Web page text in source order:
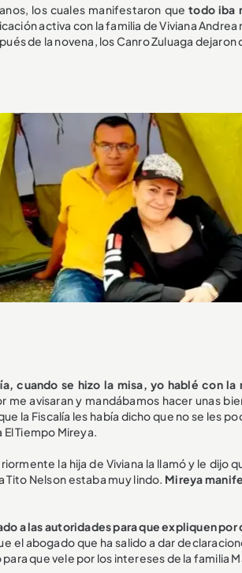
los cuales manifestaron quetodo iba
activa con la familia de Viviana
de la novena, los Canro Zuluaga
cuando se hizo la misa, yo hablé con
me avisaran y mandábamos hacer unas
la Fiscalía les había dicho que no se les
Tiempo Mireya.
la hija de Viviana la llamó y le dijo
Tito Nelson estaba muy lindo. Mireya
a las autoridades para que expliquen
el abogado que ha salido a dar
que vele por los intereses de la familia